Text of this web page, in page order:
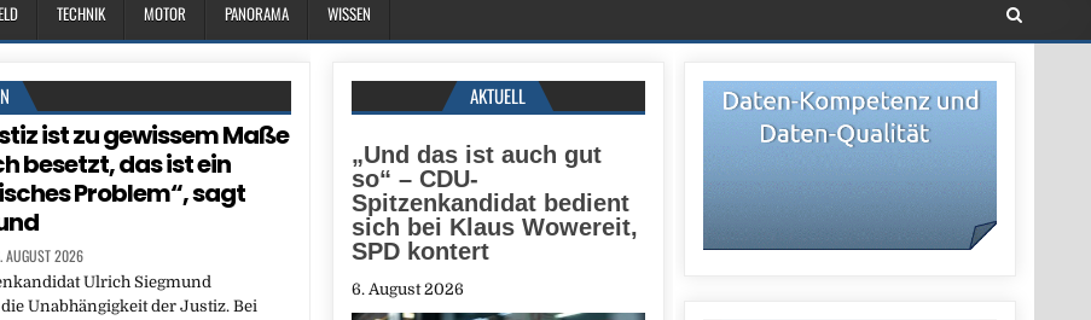
TECHNIK MOTOR PANORAMA WISSEN
ist zu gewissem Maße
besetzt, das ist ein
Problem“, sagt
AUGUST 2026
Ulrich Siegmund
Unabhängigkeit der Justiz. Bei
AKTUELL
„Und das ist auch gut
so“ – CDU-
Spitzenkandidat bedient
sich bei Klaus Wowereit,
SPD kontert
6. August 2026